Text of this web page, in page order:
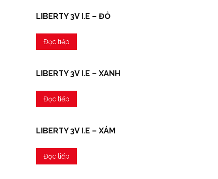
LIBERTY 3V I.E – ĐỎ
Đọc tiếp
LIBERTY 3V I.E – XANH
Đọc tiếp
LIBERTY 3V I.E – XÁM
Đọc tiếp